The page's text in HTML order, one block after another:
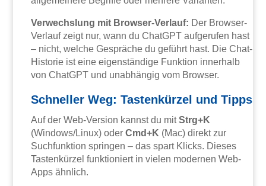
Verwechslung mit Browser-Verlauf: Der Browser-
Verlauf zeigt nur, wann du ChatGPT aufgerufen hast
– nicht, welche Gespräche du geführt hast. Die Chat-
Historie ist eine eigenständige Funktion innerhalb
von ChatGPT und unabhängig vom Browser.
Schneller Weg: Tastenkürzel und Tipps
Auf der Web-Version kannst du mitStrg+K
(Windows/Linux) oderCmd+K (Mac) direkt zur
Suchfunktion springen – das spart Klicks. Dieses
Tastenkürzel funktioniert in vielen modernen Web-
Apps ähnlich.